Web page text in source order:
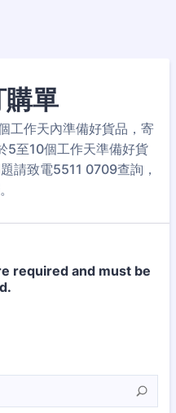
購單
工作天內準備好貨品，寄
5至10個工作天準備好貨
請致電5511 0709查詢，
required and must be